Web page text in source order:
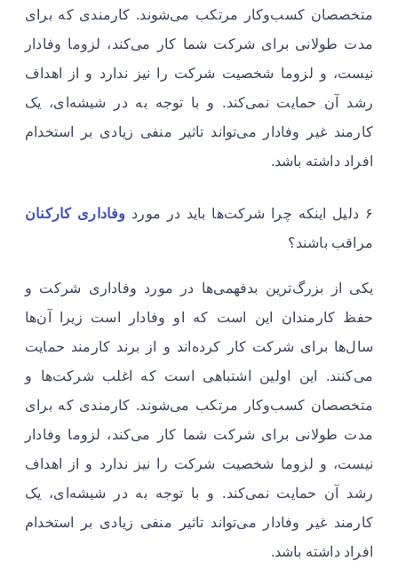
متخصصان کسب‌وکار مرتکب می‌شوند. کارمندی که برای
مدت طولانی برای شرکت شما کار می‌کند، لزوما وفادار
نیست، و لزوما شخصیت شرکت را نیز ندارد و از اهداف
رشد آن حمایت نمی‌کند. و با توجه به در شیشه‌ای، یک
کارمند غیر وفادار می‌تواند تاثیر منفی زیادی بر استخدام
افراد داشته باشد. ​
۶ دلیل اینکه چرا شرکت‌ها باید در مورد
وفاداری کارکنان
مراقب باشند؟
یکی از بزرگ‌ترین بدفهمی‌ها در مورد وفاداری شرکت و
حفظ کارمندان این است که او وفادار است زیرا آن‌ها
سال‌ها برای شرکت کار کرده‌اند و از برند کارمند حمایت
می‌کنند. این اولین اشتباهی است که اغلب شرکت‌ها و
متخصصان کسب‌وکار مرتکب می‌شوند. کارمندی که برای
مدت طولانی برای شرکت شما کار می‌کند، لزوما وفادار
نیست، و لزوما شخصیت شرکت را نیز ندارد و از اهداف
رشد آن حمایت نمی‌کند. و با توجه به در شیشه‌ای، یک
کارمند غیر وفادار می‌تواند تاثیر منفی زیادی بر استخدام
افراد داشته باشد. ​